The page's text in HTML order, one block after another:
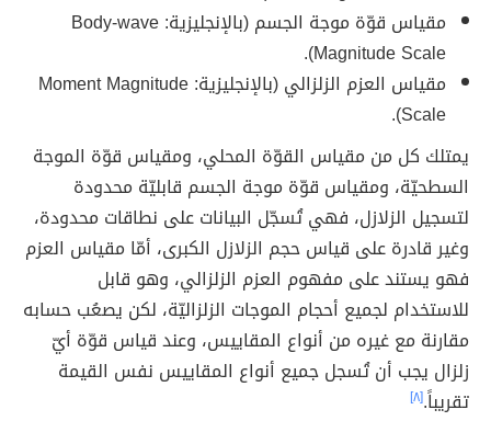
مقياس قوّة موجة الجسم (بالإنجليزية: Body-wave
Magnitude Scale).
مقياس العزم الزلزالي (بالإنجليزية: Moment Magnitude
Scale).
يمتلك كل من مقياس القوّة المحلي، ومقياس قوّة الموجة
السطحيّة، ومقياس قوّة موجة الجسم قابليّة محدودة
لتسجيل الزلازل، فهي تُسجّل البيانات على نطاقات محدودة،
وغير قادرة على قياس حجم الزلازل الكبرى، أمّا مقياس العزم
فهو يستند على مفهوم العزم الزلزالي، وهو قابل
للاستخدام لجميع أحجام الموجات الزلزاليّة، لكن يصعُب حسابه
مقارنة مع غيره من أنواع المقاييس، وعند قياس قوّة أيّ
زلزال يجب أن تُسجل جميع أنواع المقاييس نفس القيمة
تقريباً.[٨]